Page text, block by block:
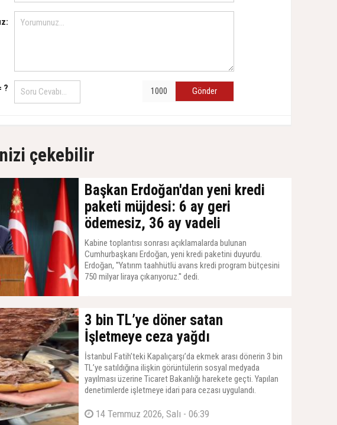
? Gönder
çekebilir
Başkan Erdoğan'dan yeni kredi
paketi müjdesi: 6 ay geri
ödemesiz, 36 ay vadeli
Kabine toplantısı sonrası açıklamalarda bulunan
Cumhurbaşkanı Erdoğan, yeni kredi paketini duyurdu.
Erdoğan, ''Yatırım taahhütlü avans kredi program bütçesini
750 milyar liraya çıkarıyoruz.'' dedi.
3 bin TL’ye döner satan
İşletmeye ceza yağdı
İstanbul Fatih’teki Kapalıçarşı’da ekmek arası dönerin 3 bin
TL’ye satıldığına ilişkin görüntülerin sosyal medyada
yayılması üzerine Ticaret Bakanlığı harekete geçti. Yapılan
denetimlerde işletmeye idari para cezası uygulandı.
14 Temmuz 2026, Salı - 06:39